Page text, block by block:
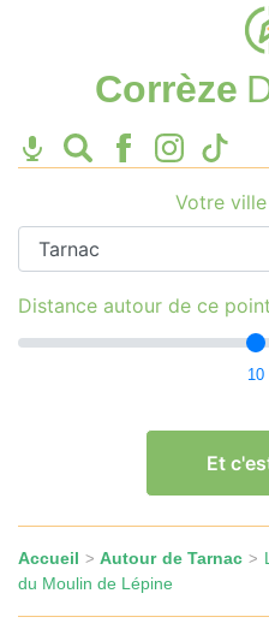
Corrèze
Votre
Distance autour de ce point
10
Et
Accueil >Autour de Tarnac >
du Moulin de Lépine